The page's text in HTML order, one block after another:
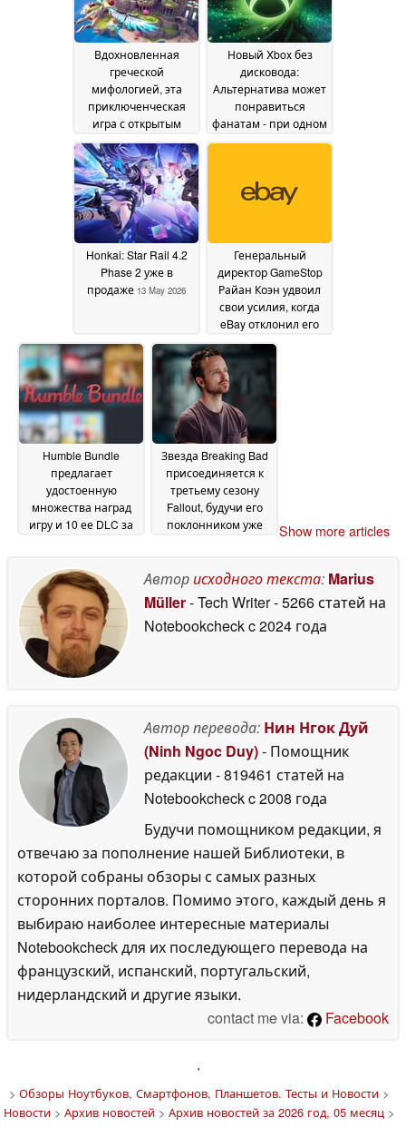
Вдохновленная
греческой
мифологией, эта
приключенческая
игра с открытым
миром продается со
скидкой 80% в Steam
15 May 2026
Новый Xbox без
дисковода:
Альтернатива может
понравиться
фанатам - при одном
условии14 May 2026
Honkai: Star Rail 4.2
Phase 2 уже в
продаже 13 May 2026
Генеральный
директор GameStop
Райан Коэн удвоил
свои усилия, когда
eBay отклонил его
предложение о
поглощении за $56
млрд13 May 2026
Humble Bundle
предлагает
удостоенную
множества наград
игру и 10 ее DLC за
Звезда Breaking Bad
присоединяется к
третьему сезону
Fallout, будучи его
поклонником уже
Show more articles
Авторисходного текста: Marius
Müller- Tech Writer- 5266 статей на
Notebookcheckc 2024 года
Автор перевода: Нин Нгок Дуй
(Ninh Ngoc Duy)- Помощник
редакции - 819461 статей на
Notebookcheckc 2008 года
Будучи помощником редакции, я
отвечаю за пополнение нашей Библиотеки, в
которой собраны обзоры с самых разных
сторонних порталов. Помимо этого, каждый день я
выбираю наиболее интересные материалы
Notebookcheck для их последующего перевода на
французский, испанский, португальский,
нидерландский и другие языки.
contact me via:
Facebook
'
> Обзоры Ноутбуков, Смартфонов, Планшетов. Тесты и Новости>
Новости> Архив новостей> Архив новостей за 2026 год, 05 месяц>